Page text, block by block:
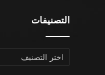
التصنيفات
التصنيفات